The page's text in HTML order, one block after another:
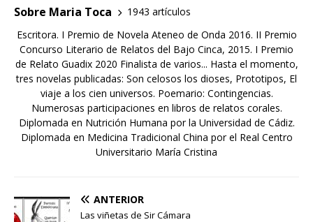
Sobre Maria Toca
1943 artículos
Escritora. I Premio de Novela Ateneo de Onda 2016. II Premio
Concurso Literario de Relatos del Bajo Cinca, 2015. I Premio
de Relato Guadix 2020 Finalista de varios... Hasta el momento,
tres novelas publicadas: Son celosos los dioses, Prototipos, El
viaje a los cien universos. Poemario: Contingencias.
Numerosas participaciones en libros de relatos corales.
Diplomada en Nutrición Humana por la Universidad de Cádiz.
Diplomada en Medicina Tradicional China por el Real Centro
Universitario María Cristina
ANTERIOR
Las viñetas de Sir Cámara